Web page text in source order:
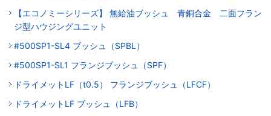
【エコノミーシリーズ】 無給油ブッシュ 青銅合金 二面フラン
ジ型ハウジングユニット
#500SP1-SL4 ブッシュ（SPBL）
#500SP1-SL1 フランジブッシュ（SPF）
ドライメットLF（t0.5） フランジブッシュ（LFCF）
ドライメットLF ブッシュ（LFB）